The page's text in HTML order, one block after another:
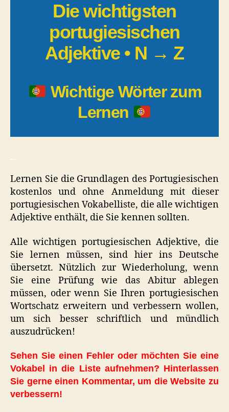
Die wichtigsten
portugiesischen
Adjektive • N → Z
Wichtige Wörter zum
Lernen
Lernen Sie die Grundlagen des Portugiesischen
kostenlos und ohne Anmeldung mit dieser
portugiesischen Vokabelliste, die alle wichtigen
Adjektive enthält, die Sie kennen sollten.
Alle wichtigen portugiesischen Adjektive, die
Sie lernen müssen, sind hier ins Deutsche
übersetzt. Nützlich zur Wiederholung, wenn
Sie eine Prüfung wie das Abitur ablegen
müssen, oder wenn Sie Ihren portugiesischen
Wortschatz erweitern und verbessern wollen,
um sich besser schriftlich und mündlich
auszudrücken!
Sehen Sie einen Fehler oder möchten Sie eine
Vokabel in die Liste aufnehmen? Hinterlassen
Sie gerne einen Kommentar, um die Website zu
verbessern!